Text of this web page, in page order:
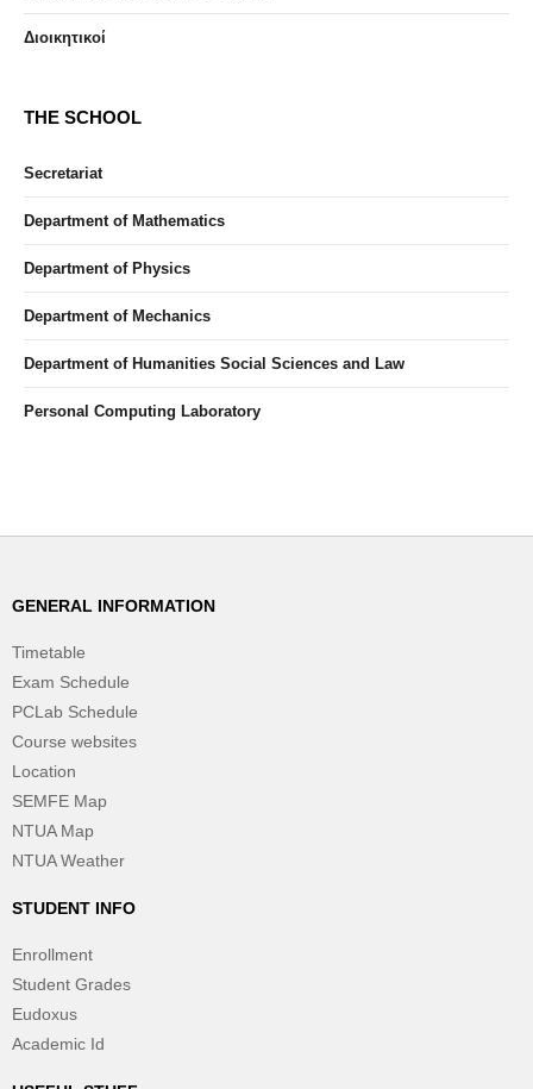
Διοικητικοί
THE SCHOOL
Secretariat
Department of Mathematics
Department of Physics
Department of Mechanics
Department of Humanities Social Sciences and Law
Personal Computing Laboratory
GENERAL INFORMATION
Timetable
Exam Schedule
PCLab Schedule
Course websites
Location
SEMFE Map
NTUA Map
NTUA Weather
STUDENT INFO
Enrollment
Student Grades
Eudoxus
Academic Id